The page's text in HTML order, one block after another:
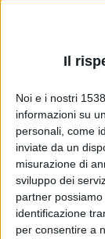
Il
Noi e i nostri 1538
informazioni su
personali, come
inviate da un
misurazione di
sviluppo dei
partner
identificazione
per consentire a
Giacomo
domani"...
Pontecorvo!